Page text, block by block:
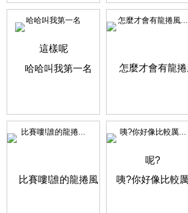
哈哈叫我第一名 怎麼才會有龍捲風...
比賽嘍!誰的龍捲... 咦?你好像比較厲...